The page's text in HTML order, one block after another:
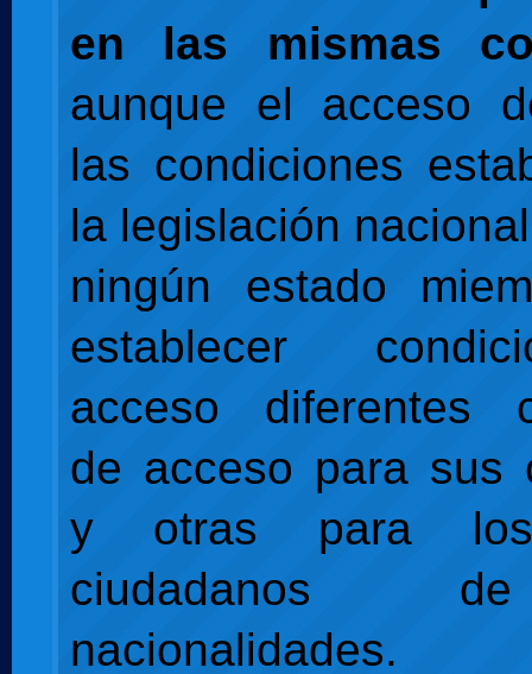
en las mismas
aunque el acceso
las condiciones
la legislación
ningún estado
establecer
acceso diferentes
de acceso para sus
y otras para
ciudadanos
nacionalidades.